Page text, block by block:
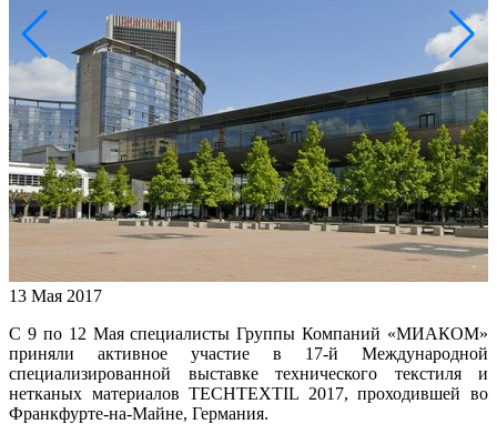
13 Мая 2017
С 9 по 12 Мая специалисты Группы Компаний «МИАКОМ»
приняли активное участие в 17-й Международной
специализированной выставке технического текстиля и
нетканых материалов TECHTEXTIL 2017, проходившей во
Франкфурте-на-Майне, Германия.